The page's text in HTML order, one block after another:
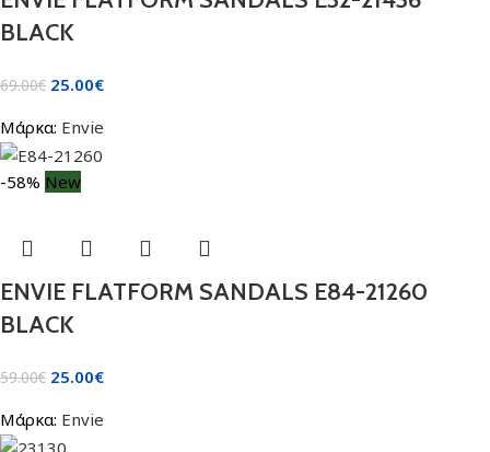
BLACK
69.00€ 25.00€
Μάρκα: Envie
-58% New
ENVIE FLATFORM SANDALS E84-21260
BLACK
59.00€ 25.00€
Μάρκα: Envie